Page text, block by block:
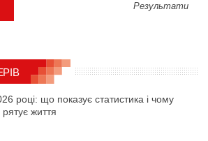
Результати
році: що показує статистика і чому
життя